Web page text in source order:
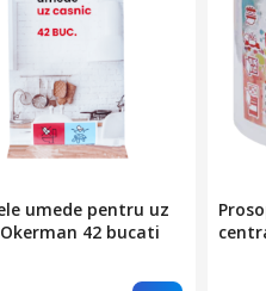
umede pentru uz
42 bucati